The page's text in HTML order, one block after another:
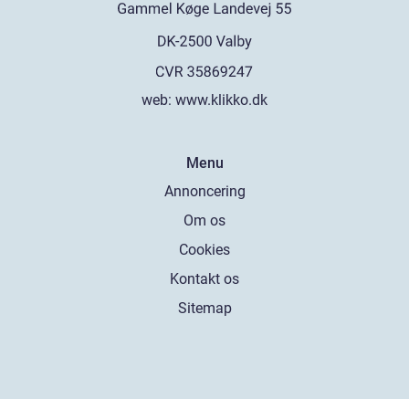
web: www.klikko.dk
Menu
Annoncering
Om os
Cookies
Kontakt os
Sitemap